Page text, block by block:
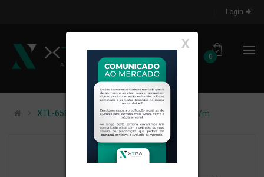
Login
0
X
XTL-658 - (XG-054) - PESO LINEAR: 1,575kg/m